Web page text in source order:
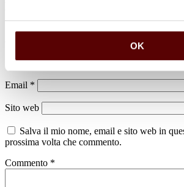
OK
Il tuo indirizzo email non sarà pubblicato. I
Nome*
Email *
Sito web
Salva il mio nome, email e sito web in
prossima volta che commento.
Commento *